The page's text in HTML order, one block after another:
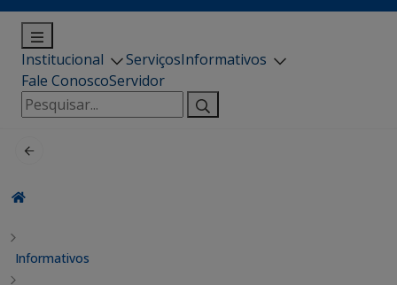
Institucional ServiçosInformativos
Fale ConoscoServidor
Pesquisar
por:
Informativos